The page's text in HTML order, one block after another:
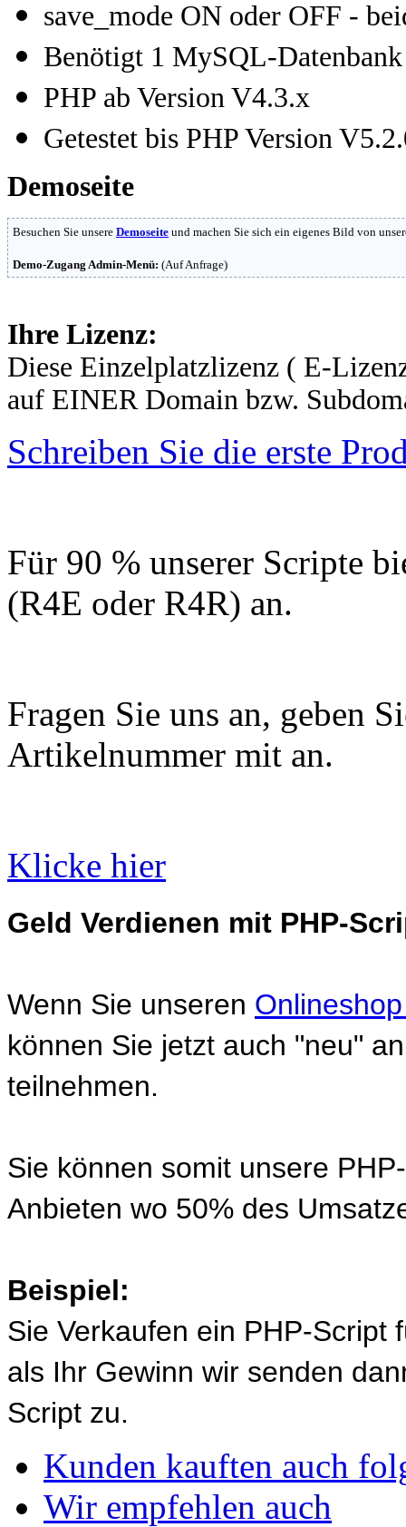
save_mode ON oder OFF -
Benötigt 1 MySQL-Datenbank
PHP ab Version V4.3.x
Getestet bis PHP Version
Demoseite
Besuchen Sie unsere Demoseite und machen Sie sich ein eigenes Bild von
Demo-Zugang Admin-Menü: (Auf Anfrage)
Ihre Lizenz:
Diese Einzelplatzlizenz ( E-
auf EINER Domain bzw.
Schreiben Sie die erste
Für 90 % unserer Scripte
(R4E oder R4R) an.
Fragen Sie uns an, geben
Artikelnummer mit an.
Klicke hier
Geld Verdienen mit PHP-
Wenn Sie unseren
können Sie jetzt auch "neu"
teilnehmen.
Sie können somit unsere
Anbieten wo 50% des
Beispiel:
Sie Verkaufen ein PHP-Script
als Ihr Gewinn wir senden
Script zu.
Kunden kauften auch
Wir empfehlen auch